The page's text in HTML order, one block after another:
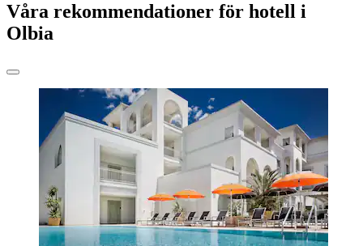
Våra rekommendationer för hotell i
Olbia